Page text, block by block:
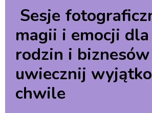
Sesje
magii i emocji
rodzin i
uwiecznij
chwile